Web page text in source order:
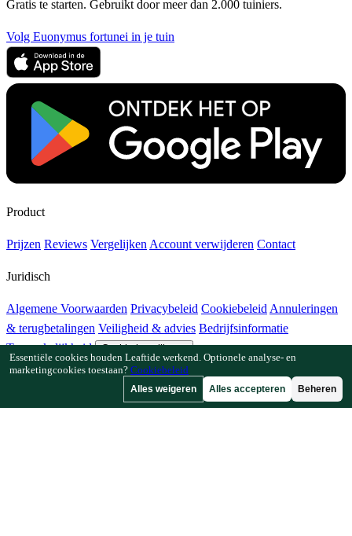
Gratis te starten. Gebruikt door meer dan 2.000 tuiniers.
Volg Euonymus fortunei in je tuin
Product
Prijzen Reviews Vergelijken Account verwijderen Contact
Juridisch
Algemene Voorwaarden Privacybeleid Cookiebeleid Annuleringen
& terugbetalingen Veiligheid & advies Bedrijfsinformatie
Toegankelijkheid
Cookie-instellingen
Hoe Leaftide werkt Tuinplanner-gids Plantenbibliotheek Tuingalerij
Essentiële cookies houden Leaftide werkend. Optionele analyse- en
marketingcookies toestaan? Cookiebeleid
Alles weigeren Alles accepteren Beheren